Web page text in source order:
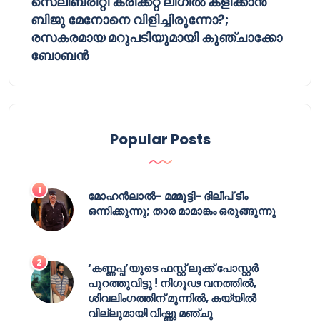
ബിജു മേനോനെ വിളിച്ചിരുന്നോ?;
രസകരമായ മറുപടിയുമായി കുഞ്ചാക്കോ
ബോബൻ
Popular Posts
മോഹൻലാൽ- മമ്മൂട്ടി- ദിലീപ് ടീം
ഒന്നിക്കുന്നു; താര മാമാങ്കം ഒരുങ്ങുന്നു
‘കണ്ണപ്പ’യുടെ ഫസ്റ്റ് ലുക്ക് പോസ്റ്റർ
പുറത്തുവിട്ടു ! നിഗൂഢ വനത്തിൽ,
ശിവലിംഗത്തിന് മുന്നിൽ, കയ്യിൽ
വില്ലുമായി വിഷ്ണു മഞ്ചു